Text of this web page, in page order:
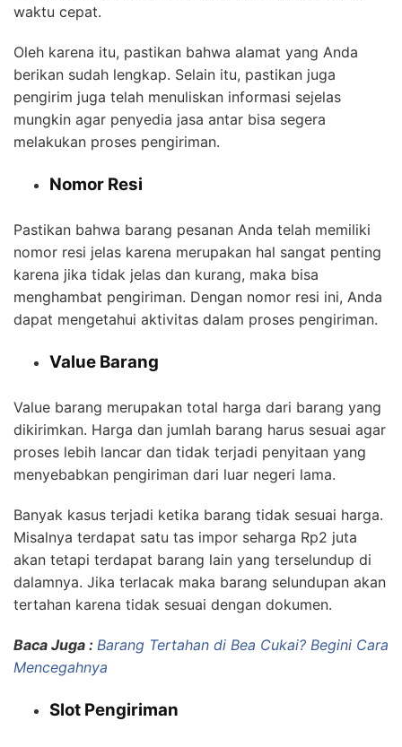
waktu cepat.
Oleh karena itu, pastikan bahwa alamat yang Anda
berikan sudah lengkap. Selain itu, pastikan juga
pengirim juga telah menuliskan informasi sejelas
mungkin agar penyedia jasa antar bisa segera
melakukan proses pengiriman.
Nomor Resi
Pastikan bahwa barang pesanan Anda telah memiliki
nomor resi jelas karena merupakan hal sangat penting
karena jika tidak jelas dan kurang, maka bisa
menghambat pengiriman. Dengan nomor resi ini, Anda
dapat mengetahui aktivitas dalam proses pengiriman.
Value Barang
Value barang merupakan total harga dari barang yang
dikirimkan. Harga dan jumlah barang harus sesuai agar
proses lebih lancar dan tidak terjadi penyitaan yang
menyebabkan pengiriman dari luar negeri lama.
Banyak kasus terjadi ketika barang tidak sesuai harga.
Misalnya terdapat satu tas impor seharga Rp2 juta
akan tetapi terdapat barang lain yang terselundup di
dalamnya. Jika terlacak maka barang selundupan akan
tertahan karena tidak sesuai dengan dokumen.
Baca Juga : Barang Tertahan di Bea Cukai? Begini Cara
Mencegahnya
Slot Pengiriman